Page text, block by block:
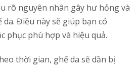
rõ nguyên nhân gây hư hỏng và
Điều này sẽ giúp bạn có
phục phù hợp và hiệu quả.
thời gian, ghế da sẽ dần bị